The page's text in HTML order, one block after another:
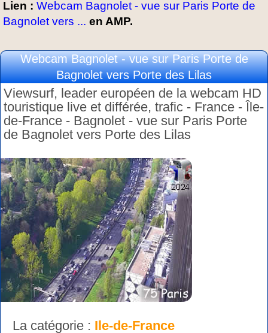
Lien : Webcam Bagnolet - vue sur Paris Porte de
Bagnolet vers ... en AMP.
Webcam Bagnolet - vue sur Paris Porte de
Bagnolet vers Porte des Lilas
Viewsurf, leader européen de la webcam HD
touristique live et différée, trafic - France - Île-
de-France - Bagnolet - vue sur Paris Porte
de Bagnolet vers Porte des Lilas
La catégorie : Ile-de-France